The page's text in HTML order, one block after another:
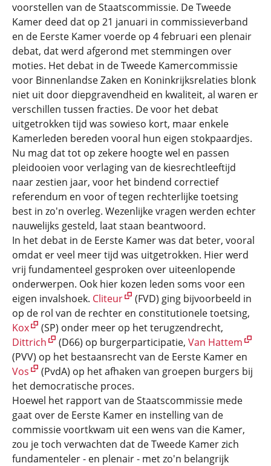
voorstellen van de Staatscommissie. De Tweede
Kamer deed dat op 21 januari in commissieverband
en de Eerste Kamer voerde op 4 februari een plenair
debat, dat werd afgerond met stemmingen over
moties. Het debat in de Tweede Kamercommissie
voor Binnenlandse Zaken en Koninkrijksrelaties blonk
niet uit door diepgravendheid en kwaliteit, al waren er
verschillen tussen fracties. De voor het debat
uitgetrokken tijd was sowieso kort, maar enkele
Kamerleden bereden vooral hun eigen stokpaardjes.
Nu mag dat tot op zekere hoogte wel en passen
pleidooien voor verlaging van de kiesrechtleeftijd
naar zestien jaar, voor het bindend correctief
referendum en voor of tegen rechterlijke toetsing
best in zo'n overleg. Wezenlijke vragen werden echter
nauwelijks gesteld, laat staan beantwoord.
In het debat in de Eerste Kamer was dat beter, vooral
omdat er veel meer tijd was uitgetrokken. Hier werd
vrij fundamenteel gesproken over uiteenlopende
onderwerpen. Ook hier kozen leden soms voor een
eigen invalshoek. Cliteur
(FVD) ging bijvoorbeeld in
op de rol van de rechter en constitutionele toetsing,
Kox
(SP) onder meer op het terugzendrecht,
Dittrich
(D66) op burgerparticipatie, Van Hattem
(PVV) op het bestaansrecht van de Eerste Kamer en
Vos
(PvdA) op het afhaken van groepen burgers bij
het democratische proces.
Hoewel het rapport van de Staatscommissie mede
gaat over de Eerste Kamer en instelling van de
commissie voortkwam uit een wens van die Kamer,
zou je toch verwachten dat de Tweede Kamer zich
fundamenteler - en plenair - met zo'n belangrijk